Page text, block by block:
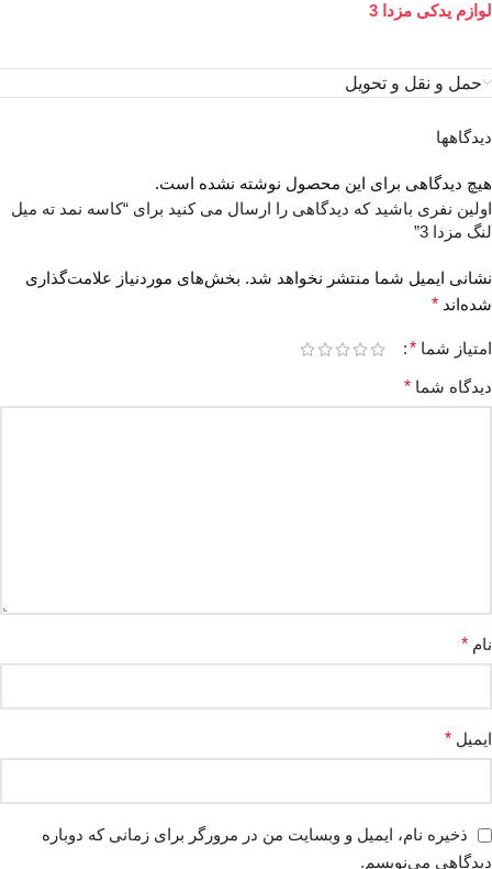
لوازم یدکی مزدا 3
حمل و نقل و تحویل
دیدگاهها
هیچ دیدگاهی برای این محصول نوشته نشده است.
اولین نفری باشید که دیدگاهی را ارسال می کنید برای “کاسه نمد ته میل
لنگ مزدا 3”
نشانی ایمیل شما منتشر نخواهد شد. بخش‌های موردنیاز علامت‌گذاری
شده‌اند *
امتیاز شما *
دیدگاه شما *
نام *
ایمیل *
ذخیره نام، ایمیل و وبسایت من در مرورگر برای زمانی که دوباره
دیدگاهی می‌نویسم.